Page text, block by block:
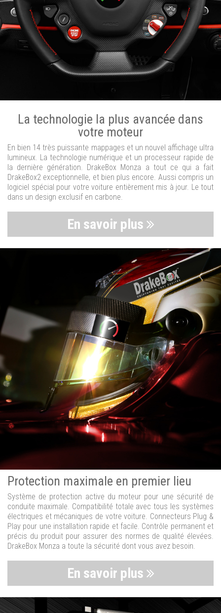
La technologie la plus avancée dans
votre moteur
En bien 14 très puissante mappages et un nouvel affichage ultra
lumineux. La technologie numérique et un processeur rapide de
la dernière génération. DrakeBox Monza a tout ce qui a fait
DrakeBox2 exceptionnelle, et bien plus encore. Aussi compris un
logiciel spécial pour votre voiture entièrement mis à jour. Le tout
dans un design exclusif en carbone.
En savoir plus
Protection maximale en premier lieu
Système de protection active du moteur pour une sécurité de
conduite maximale. Compatibilité totale avec tous les systèmes
électriques et mécaniques de votre voiture. Connecteurs Plug &
Play pour une installation rapide et facile. Contrôle permanent et
précis du produit pour assurer des normes de qualité élevées.
DrakeBox Monza a toute la sécurité dont vous avez besoin.
En savoir plus